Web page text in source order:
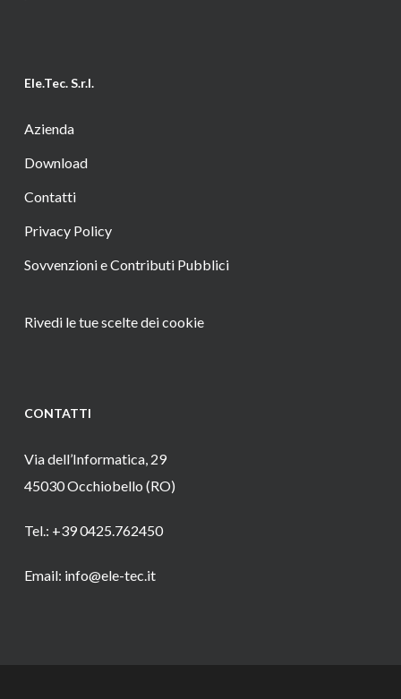
Ele.Tec. S.r.l.
Azienda
Download
Contatti
Privacy Policy
Sovvenzioni e Contributi Pubblici
Rivedi le tue scelte dei cookie
CONTATTI
Via dell’Informatica, 29
45030 Occhiobello (RO)
Tel.: +39 0425.762450
Email: info@ele-tec.it